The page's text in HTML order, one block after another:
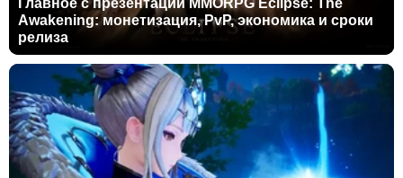
Главное с презентации MMORPG Eclipse: The
Awakening: монетизация, PvP, экономика и сроки
релиза